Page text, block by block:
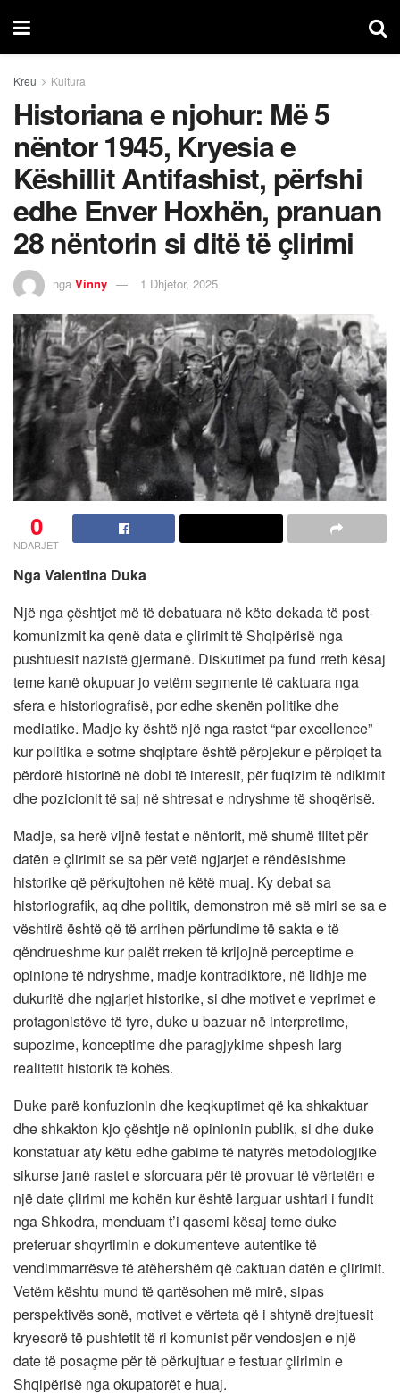
Kreu Kultura
Historiana e njohur: Më 5
nëntor 1945, Kryesia e
Këshillit Antifashist, përfshi
edhe Enver Hoxhën, pranuan
28 nëntorin si ditë të çlirimi
nga Vinny 1 Dhjetor, 2025
0
NDARJET
Nga Valentina Duka
Një nga çështjet më të debatuara në këto dekada të post-
komunizmit ka qenë data e çlirimit të Shqipërisë nga
pushtuesit nazistë gjermanë. Diskutimet pa fund rreth kësaj
teme kanë okupuar jo vetëm segmente të caktuara nga
sfera e historiografisë, por edhe skenën politike dhe
mediatike. Madje ky është një nga rastet “par excellence”
kur politika e sotme shqiptare është përpjekur e përpiqet ta
përdorë historinë në dobi të interesit, për fuqizim të ndikimit
dhe pozicionit të saj në shtresat e ndryshme të shoqërisë.
Madje, sa herë vijnë festat e nëntorit, më shumë flitet për
datën e çlirimit se sa për vetë ngjarjet e rëndësishme
historike që përkujtohen në këtë muaj. Ky debat sa
historiografik, aq dhe politik, demonstron më së miri se sa e
vështirë është që të arrihen përfundime të sakta e të
qëndrueshme kur palët rreken të krijojnë perceptime e
opinione të ndryshme, madje kontradiktore, në lidhje me
dukuritë dhe ngjarjet historike, si dhe motivet e veprimet e
protagonistëve të tyre, duke u bazuar në interpretime,
supozime, konceptime dhe paragjykime shpesh larg
realitetit historik të kohës.
Duke parë konfuzionin dhe keqkuptimet që ka shkaktuar
dhe shkakton kjo çështje në opinionin publik, si dhe duke
konstatuar aty këtu edhe gabime të natyrës metodologjike
sikurse janë rastet e sforcuara për të provuar të vërtetën e
një date çlirimi me kohën kur është larguar ushtari i fundit
nga Shkodra, menduam t’i qasemi kësaj teme duke
preferuar shqyrtimin e dokumenteve autentike të
vendimmarrësve të atëhershëm që caktuan datën e çlirimit.
Vetëm kështu mund të qartësohen më mirë, sipas
perspektivës sonë, motivet e vërteta që i shtynë drejtuesit
kryesorë të pushtetit të ri komunist për vendosjen e një
date të posaçme për të përkujtuar e festuar çlirimin e
Shqipërisë nga okupatorët e huaj.